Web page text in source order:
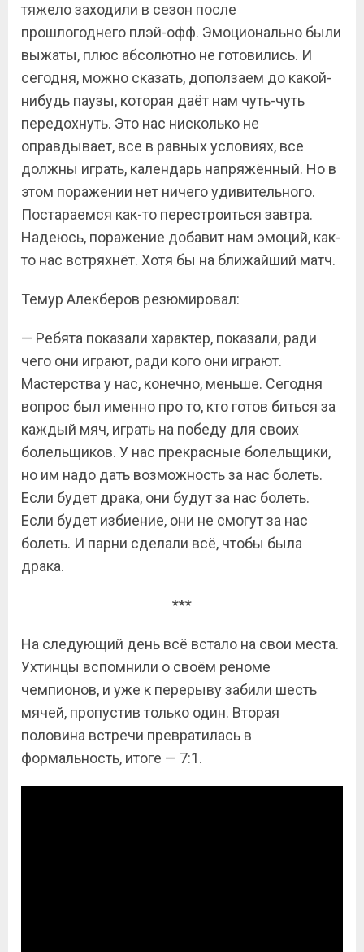
тяжело заходили в сезон после
прошлогоднего плэй-офф. Эмоционально были
выжаты, плюс абсолютно не готовились. И
сегодня, можно сказать, доползаем до какой-
нибудь паузы, которая даёт нам чуть-чуть
передохнуть. Это нас нисколько не
оправдывает, все в равных условиях, все
должны играть, календарь напряжённый. Но в
этом поражении нет ничего удивительного.
Постараемся как-то перестроиться завтра.
Надеюсь, поражение добавит нам эмоций, как-
то нас встряхнёт. Хотя бы на ближайший матч.
Темур Алекберов резюмировал:
— Ребята показали характер, показали, ради
чего они играют, ради кого они играют.
Мастерства у нас, конечно, меньше. Сегодня
вопрос был именно про то, кто готов биться за
каждый мяч, играть на победу для своих
болельщиков. У нас прекрасные болельщики,
но им надо дать возможность за нас болеть.
Если будет драка, они будут за нас болеть.
Если будет избиение, они не смогут за нас
болеть. И парни сделали всё, чтобы была
драка.
***
На следующий день всё встало на свои места.
Ухтинцы вспомнили о своём реноме
чемпионов, и уже к перерыву забили шесть
мячей, пропустив только один. Вторая
половина встречи превратилась в
формальность, итоге — 7:1.